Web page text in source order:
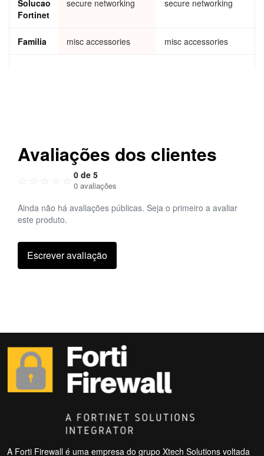
Solucao
Fortinet
secure networking secure networking
Familia misc accessories misc accessories
Avaliações dos clientes
☆ ☆ ☆ ☆ ☆ 0 de 5
0 avaliações
Ainda não há avaliações públicas. Seja o primeiro a avaliar
este produto.
Escrever avaliação
A Forti Firewall é uma empresa do grupo Xtech Solutions voltada